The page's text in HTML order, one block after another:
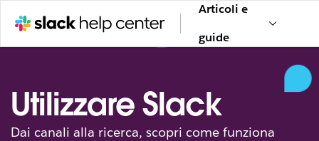
Articoli e
guide
Utilizzare Slack
Dai canali alla ricerca, scopri come funziona